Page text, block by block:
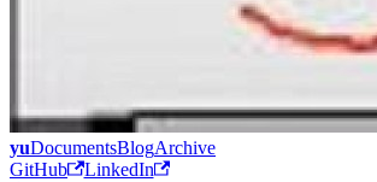
yuDocumentsBlogArchive
GitHub
LinkedIn